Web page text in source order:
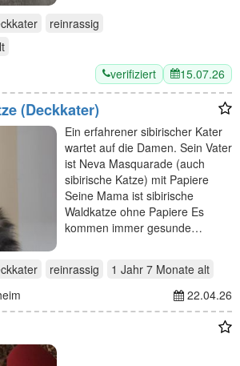
reinrassig
verifiziert 15.07.26
(Deckkater)
Ein erfahrener sibirischer Kater
wartet auf die Damen. Sein Vater
ist Neva Masquarade (auch
sibirische Katze) mit Papiere
Seine Mama ist sibirische
Waldkatze ohne Papiere Es
kommen immer gesunde…
reinrassig 1 Jahr 7 Monate alt
22.04.26